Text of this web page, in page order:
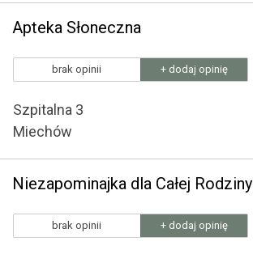
Apteka Słoneczna
brak opinii + dodaj opinię
Szpitalna 3
Miechów
Niezapominajka dla Całej Rodziny
brak opinii + dodaj opinię